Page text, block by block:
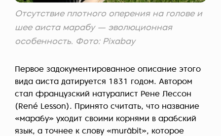
Отсутствие плотного оперения на голове и
шее аиста марабу — эволюционная
особенность. Фото: Pixabay
Первое задокументированное описание этого
вида аиста датируется 1831 годом. Автором
стал французский натуралист Рене Лессон
(René Lesson). Принято считать, что название
«марабу» уходит своими корнями в арабский
язык, а точнее к слову «murābit», которое